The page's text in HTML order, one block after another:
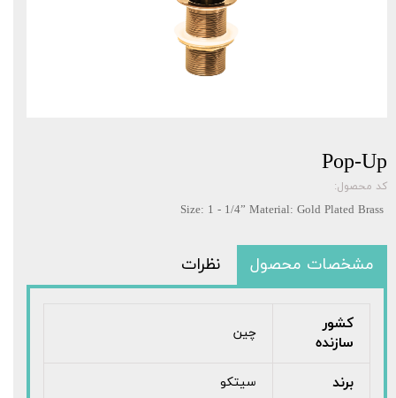
Pop-Up
کد محصول:
مشخصات محصول نظرات
کشور
سازنده
چین
برند سیتکو